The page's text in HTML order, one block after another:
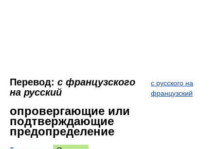
Перевод: с французского
на русский
с русского на
французский
опровергающие или
подтверждающие
предопределение